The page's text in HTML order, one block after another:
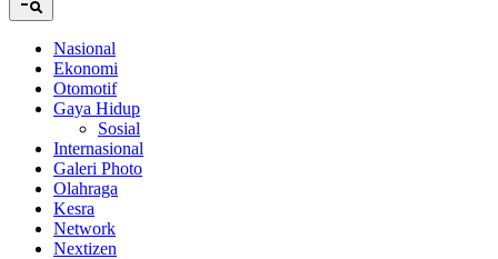
Nasional
Ekonomi
Otomotif
Gaya Hidup
Sosial
Internasional
Galeri Photo
Olahraga
Kesra
Network
Nextizen